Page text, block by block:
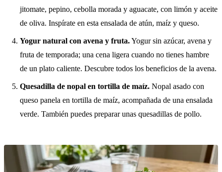
jitomate, pepino, cebolla morada y aguacate, con limón y aceite
de oliva. Inspírate en esta ensalada de atún, maíz y queso.
Yogur natural con avena y fruta.Yogur sin azúcar, avena y
fruta de temporada; una cena ligera cuando no tienes hambre
de un plato caliente. Descubre todos los beneficios de la avena.
Quesadilla de nopal en tortilla de maíz. Nopal asado con
queso panela en tortilla de maíz, acompañada de una ensalada
verde. También puedes preparar unas quesadillas de pollo.